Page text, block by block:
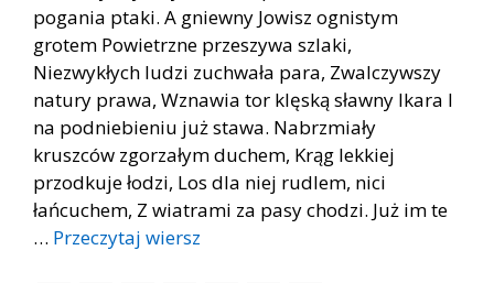
pogania ptaki. A gniewny Jowisz ognistym
grotem Powietrzne przeszywa szlaki,
Niezwykłych ludzi zuchwała para, Zwalczywszy
natury prawa, Wznawia tor klęską sławny Ikara I
na podniebieniu już stawa. Nabrzmiały
kruszców zgorzałym duchem, Krąg lekkiej
przodkuje łodzi, Los dla niej rudlem, nici
łańcuchem, Z wiatrami za pasy chodzi. Już im te
… Przeczytaj wiersz